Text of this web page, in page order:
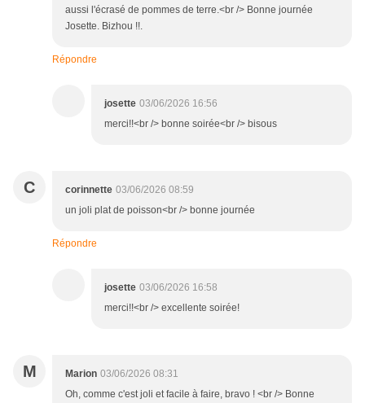
aussi l'écrasé de pommes de terre.<br /> Bonne journée
Josette. Bizhou !!.
Répondre
josette 03/06/2026 16:56
merci!!<br /> bonne soirée<br /> bisous
C corinnette 03/06/2026 08:59
un joli plat de poisson<br /> bonne journée
Répondre
josette 03/06/2026 16:58
merci!!<br /> excellente soirée!
M Marion 03/06/2026 08:31
Oh, comme c'est joli et facile à faire, bravo ! <br /> Bonne